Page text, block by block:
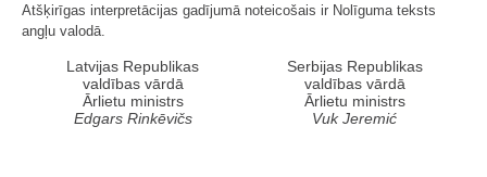
Atšķirīgas interpretācijas gadījumā noteicošais ir Nolīguma teksts
angļu valodā.
Latvijas Republikas
valdības vārdā
Ārlietu ministrs
Edgars Rinkēvičs
Serbijas Republikas
valdības vārdā
Ārlietu ministrs
Vuk Jeremić